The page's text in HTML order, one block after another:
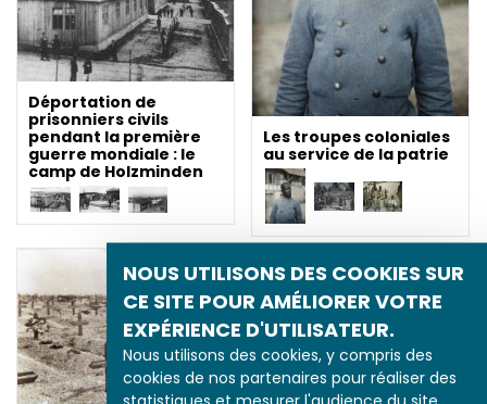
NOUS UTILISONS DES COOKIES SUR
CE SITE POUR AMÉLIORER VOTRE
EXPÉRIENCE D'UTILISATEUR.
Nous utilisons des cookies, y compris des
cookies de nos partenaires pour réaliser des
statistiques et mesurer l'audience du site
Les troupes coloniales
au service de la patrie
Déportation de
prisonniers civils
pendant la première
guerre mondiale : le
camp de Holzminden